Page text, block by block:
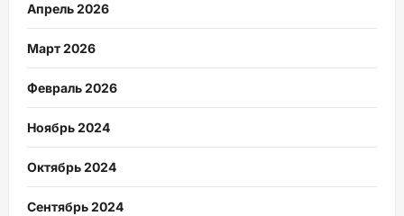
Апрель 2026
Март 2026
Февраль 2026
Ноябрь 2024
Октябрь 2024
Сентябрь 2024